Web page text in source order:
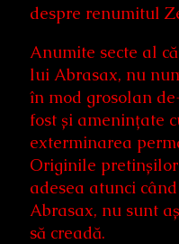
despre renumitul
Anumite secte al
lui Abrasax, nu
în mod grosolan
fost și amenințate
exterminarea
Originile pretinșilor
adesea atunci
Abrasax, nu sunt
să creadă.